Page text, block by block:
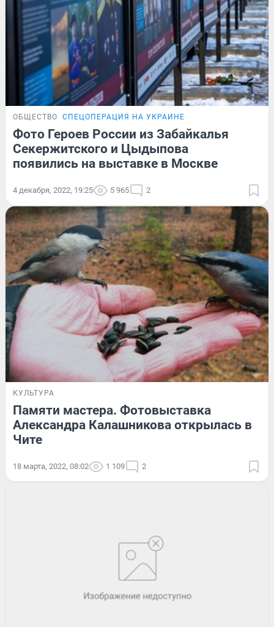
ОБЩЕСТВО СПЕЦОПЕРАЦИЯ НА УКРАИНЕ
Фото Героев России из Забайкалья
Секержитского и Цыдыпова
появились на выставке в Москве
4 декабря, 2022, 19:25 5 965 2
КУЛЬТУРА
Памяти мастера. Фотовыставка
Александра Калашникова открылась в
Чите
18 марта, 2022, 08:02 1 109 2